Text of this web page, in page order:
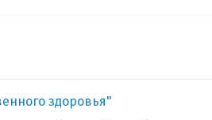
здоровья"